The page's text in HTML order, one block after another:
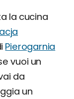
la cucina
Pierogarnia
vuoi un
da
un